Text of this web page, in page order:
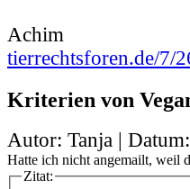
Achim
tierrechtsforen.de/7/
Kriterien von
Autor: Tanja | Datum:
Hatte ich nicht angemailt, weil
Zitat: